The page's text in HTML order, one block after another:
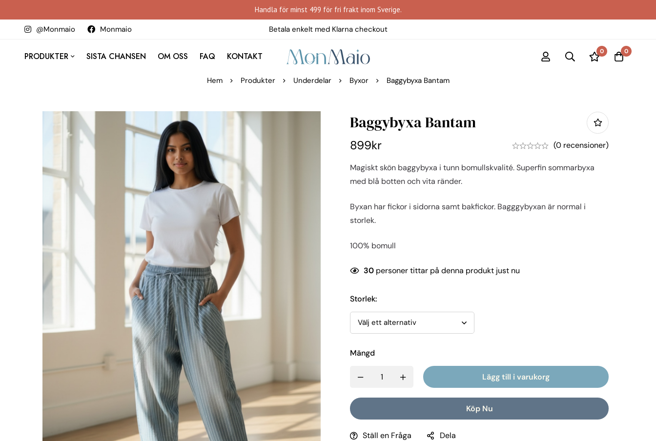
Handla för minst 499 för fri frakt inom Sverige.
@Monmaio Monmaio Betala enkelt med Klarna checkout
PRODUKTER SISTA CHANSEN OM OSS FAQ KONTAKT 0 0
Hem Produkter Underdelar Byxor Baggybyxa Bantam
Baggybyxa Bantam
899kr (0 recensioner)
Magiskt skön baggybyxa i tunn bomullskvalité. Superfin sommarbyxa
med blå botten och vita ränder.
Byxan har fickor i sidorna samt bakfickor. Bagggybyxan är normal i
storlek.
100% bomull
30 personer tittar på denna produkt just nu
Storlek:
Mängd
Lägg till i varukorg
Köp Nu
Ställ en Fråga Dela